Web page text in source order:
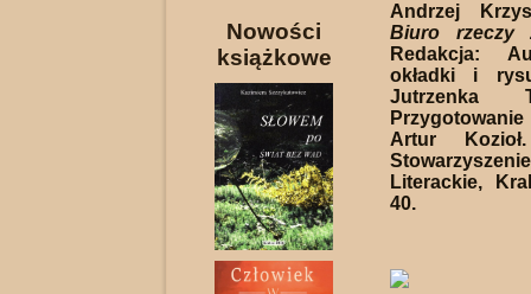
Nowości
książkowe
Andrzej
Biuro rzeczy
Redakcja:
okładki i
Jutrzenka
Artur
Literackie,
40.